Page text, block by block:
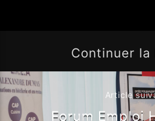
Continuer
Article
Forum Emploi